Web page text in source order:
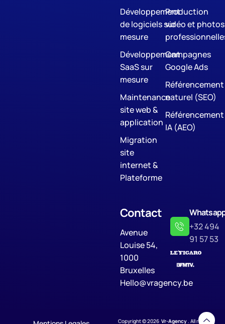
Développement
de logiciels sur
mesure
Développement
SaaS sur
mesure
Maintenance
site web &
application
Migration
site
internet &
Plateforme
Production
vidéo et photos
Campagnes
Google Ads
Référencement
naturel (SEO)
Référencement
IA (AEO)
Contact
Avenue
Louise 54,
1000
Bruxelles
Hello@vragency.be
+32 494
91 57 53
Copyright © 2026 Vr-Agency. All rights